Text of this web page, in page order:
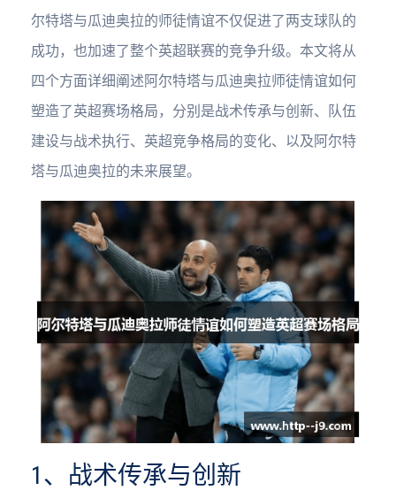
尔特塔与瓜迪奥拉的师徒情谊不仅促进了两支球队的
成功，也加速了整个英超联赛的竞争升级。本文将从
四个方面详细阐述阿尔特塔与瓜迪奥拉师徒情谊如何
塑造了英超赛场格局，分别是战术传承与创新、队伍
建设与战术执行、英超竞争格局的变化、以及阿尔特
塔与瓜迪奥拉的未来展望。
1、战术传承与创新